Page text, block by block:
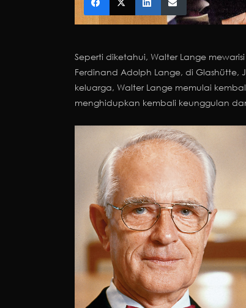
Seperti diketahui, Walter Lange
Ferdinand Adolph Lange, di Glashütte,
keluarga, Walter Lange memulai
menghidupkan kembali keunggulan